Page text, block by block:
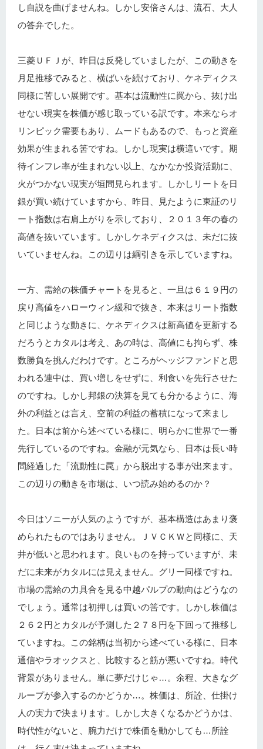
し自説を曲げませんね。しかし安倍さんは、流石、大人
の答弁でした。
三菱ＵＦＪが、昨日は反発していましたが、この動きを
月足推移でみると、横ばいを続けており、ケネディクス
同様に苦しい展開です。基本は流動性に罠から、抜け出
せない現実を株価が感じ取っている訳です。本来ならオ
リンピック需要もあり、ムードもあるので、もっと資産
効果が生まれる筈ですね。しかし現実は横這いです。期
待インフレ率が生まれない以上、なかなか投資活動に、
火がつかない現実が垣間見られます。しかしリートを日
銀が買い続けていますから、昨日、見たように東証のリ
ート指数は右肩上がりを示しており、２０１３年の春の
高値を抜いています。しかしケネディクスは、未だに抜
いていませんね。この辺りは綱引きを示していますね。
一方、需給の株価チャートを見ると、一旦は６１９円の
戻り高値をハローウィン緩和で抜き、本来はリート指数
と同じような動きに、ケネディクスは新高値を更新する
だろうとカタルは考え、あの時は、高値にも拘らず、株
数勝負を挑んだわけです。ところがヘッジファンドと思
われる連中は、買い増しをせずに、利食いを先行させた
のですね。しかし邦銀の決算を見ても分かるように、海
外の利益とは言え、空前の利益の蓄積になって来まし
た。日本は前から述べている様に、明らかに世界で一番
先行しているのですね。金融が元気なら、日本は長い時
間経過した「流動性に罠」から脱出する事が出来ます。
この辺りの動きを市場は、いつ読み始めるのか？
今日はソニーが人気のようですが、基本構造はあまり褒
められたものではありません。ＪＶＣＫＷと同様に、天
井が低いと思われます。良いものを持っていますが、未
だに未来がカタルには見えません。グリー同様ですね。
市場の需給の力具合を見る中越パルプの動向はどうなの
でしょう。通常は初押しは買いの筈です。しかし株価は
２６２円とカタルが予測した２７８円を下回って推移し
ていますね。この銘柄は当初から述べている様に、日本
通信やラオックスと、比較すると筋が悪いですね。時代
背景がありません。単に夢だけじゃ…。余程、大きなグ
ループが参入するのかどうか…。株価は、所詮、仕掛け
人の実力で決まります。しかし大きくなるかどうかは、
時代性がないと、腕力だけで株価を動かしても…所詮